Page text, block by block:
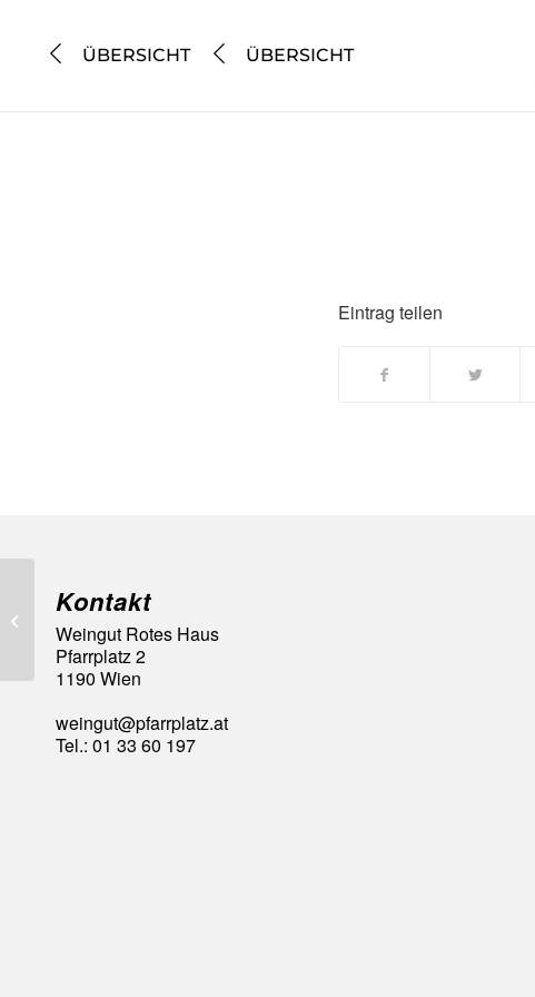
ÜBERSICHT ÜBERSICHT
Eintrag teilen
Kontakt
Weingut Rotes Haus
Pfarrplatz 2
1190 Wien
weingut@pfarrplatz.at
Tel.: 01 33 60 197